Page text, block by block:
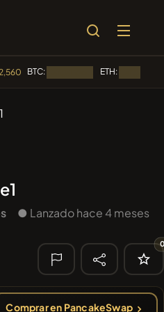
BTC: ETH:
Heap of hay HAY
#556
● Lanzado hace 4 meses
Comprar en PancakeSwap